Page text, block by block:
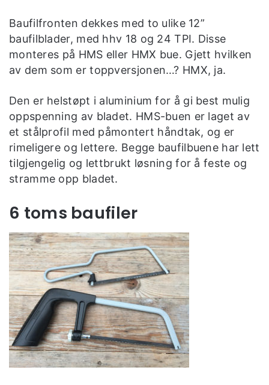
Baufilfronten dekkes med to ulike 12”
baufilblader, med hhv 18 og 24 TPI. Disse
monteres på HMS eller HMX bue. Gjett hvilken
av dem som er toppversjonen…? HMX, ja.
Den er helstøpt i aluminium for å gi best mulig
oppspenning av bladet. HMS-buen er laget av
et stålprofil med påmontert håndtak, og er
rimeligere og lettere. Begge baufilbuene har lett
tilgjengelig og lettbrukt løsning for å feste og
stramme opp bladet.
6 toms baufiler